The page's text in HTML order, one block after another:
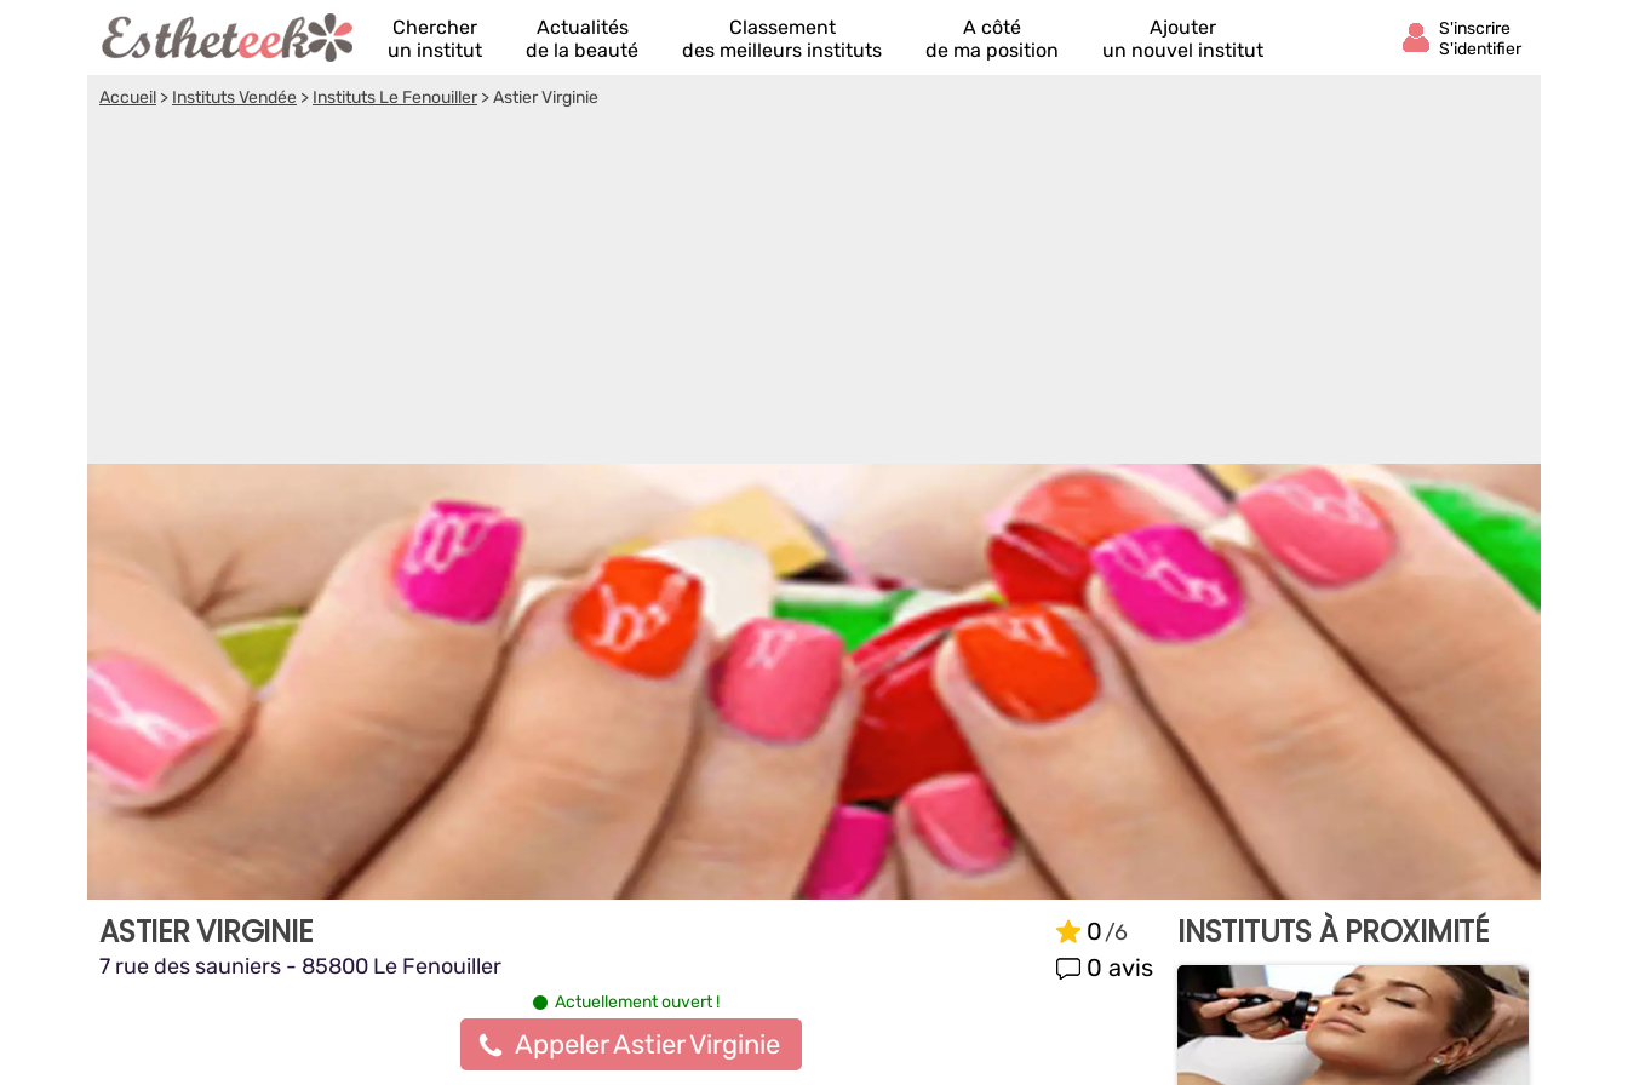
Chercher
un institut
Actualités
de la beauté
Classement
des meilleurs instituts
A côté
de ma position
Ajouter
un nouvel institut
Accueil > Instituts Vendée > Instituts Le Fenouiller >Astier Virginie
ASTIER VIRGINIE
7 rue des sauniers - 85800 Le Fenouiller
0
0 avis
Actuellement ouvert !
Appeler Astier Virginie
INSTITUTS À PROXIMITÉ